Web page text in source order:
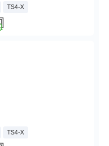
TS4-X
TS4-X